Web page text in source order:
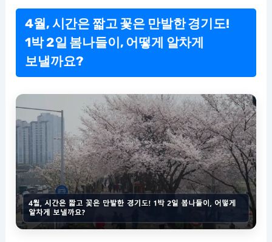
4월, 시간은 짧고 꽃은 만발한 경기도!
1박 2일 봄나들이, 어떻게 알차게
보낼까요?